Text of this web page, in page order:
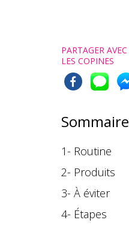
PARTAGER AVEC
LES COPINES
Sommaire
1- Routine
2- Produits
3- À éviter
4- Étapes